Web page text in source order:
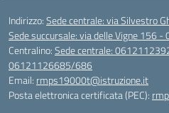
Indirizzo:Sede centrale: via Silvestro
Sede succursale: via delle Vigne 156
Centralino:Sede centrale:
06121126685/686
Email: rmps19000t@istruzione.it
Posta elettronica certificata (PEC):